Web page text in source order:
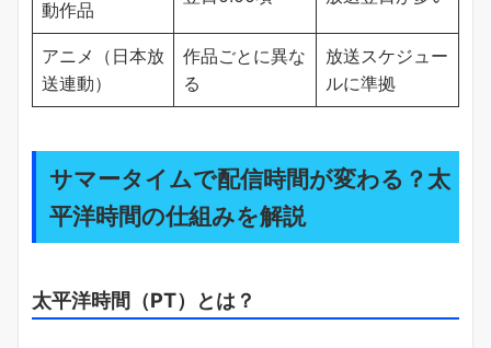
動作品
アニメ（日本放
送連動）
作品ごとに異な
る
放送スケジュー
ルに準拠
サマータイムで配信時間が変わる？太
平洋時間の仕組みを解説
太平洋時間（PT）とは？